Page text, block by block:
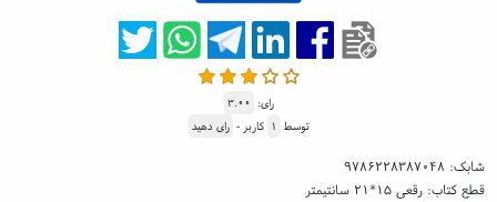
رای: ۳.۰۰
توسط ۱ کاربر - رای دهید
شابک:۹۷۸۶۲۲۸۳۸۷۰۴۸
قطع کتاب: رقعی ۱۵*۲۱ سانتیمتر